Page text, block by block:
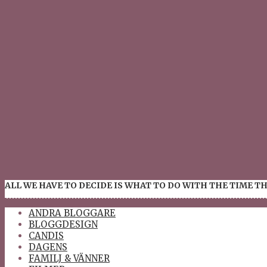
ALL WE HAVE TO DECIDE IS WHAT TO DO WITH THE TIME
ANDRA BLOGGARE
BLOGGDESIGN
CANDIS
DAGENS
FAMILJ & VÄNNER